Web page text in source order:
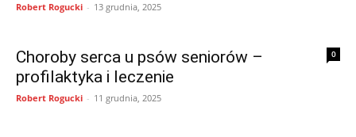
Robert Rogucki - 13 grudnia, 2025
0
Choroby serca u psów seniorów –
profilaktyka i leczenie
Robert Rogucki - 11 grudnia, 2025